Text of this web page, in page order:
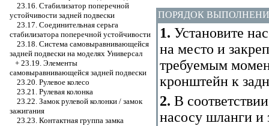
23.16. Стабилизатор поперечной
устойчивости задней подвески
23.17. Соединительная серьга
стабилизатора поперечной устойчивости
23.18. Система самовыравнивающейся
задней подвески на моделях Универсал
+ 23.19. Элементы
самовыравнивающейся задней подвески
23.20. Рулевое колесо
23.21. Рулевая колонка
23.22. Замок рулевой колонки / замок
зажигания
23.23. Контактная группа замка
ПОРЯДОК
1. Установите
на место и
требуемым
кронштейн к
2. В
насосу шланги и